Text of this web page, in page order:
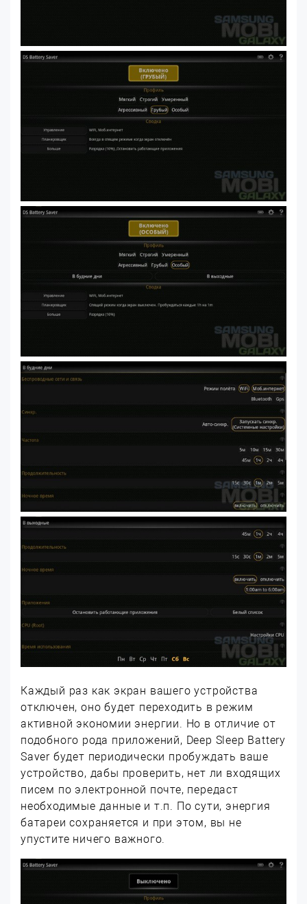
Каждый раз как экран вашего устройства
отключен, оно будет переходить в режим
активной экономии энергии. Но в отличие от
подобного рода приложений, Deep Sleep Battery
Saver будет периодически пробуждать ваше
устройство, дабы проверить, нет ли входящих
писем по электронной почте, передаст
необходимые данные и т.п. По сути, энергия
батареи сохраняется и при этом, вы не
упустите ничего важного.